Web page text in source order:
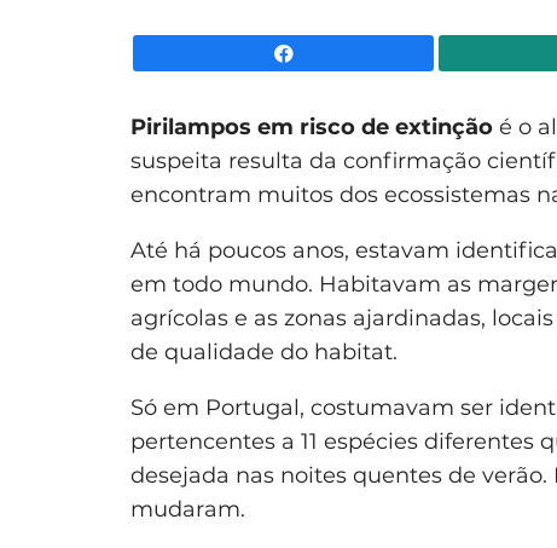
Pirilampos em risco de extinção é o
suspeita resulta da confirmação
encontram muitos dos ecossistemas
Até há poucos anos, estavam
em todo mundo. Habitavam as
agrícolas e as zonas ajardinadas,
de qualidade do habitat.
Só em Portugal, costumavam ser
pertencentes a 11 espécies
desejada nas noites quentes de
mudaram.